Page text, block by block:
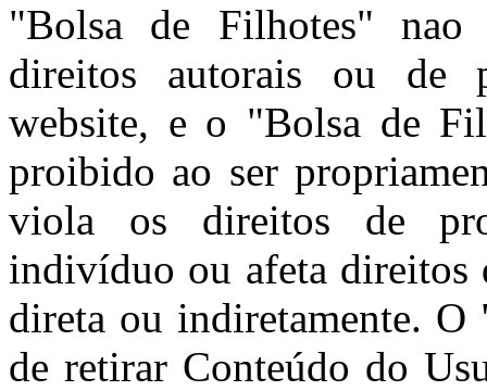
"Bolsa de Filhotes" nao
direitos autorais ou de
website, e o "Bolsa de
proibido ao ser
viola os direitos de
indivíduo ou afeta direitos
direta ou indiretamente.
de retirar Conteúdo do